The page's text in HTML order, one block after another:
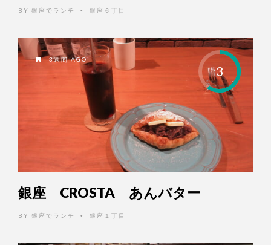
BY 銀座でランチ • 銀座６丁目
3
3週間 AGO
銀座 CROSTA あんバター
BY 銀座でランチ • 銀座１丁目